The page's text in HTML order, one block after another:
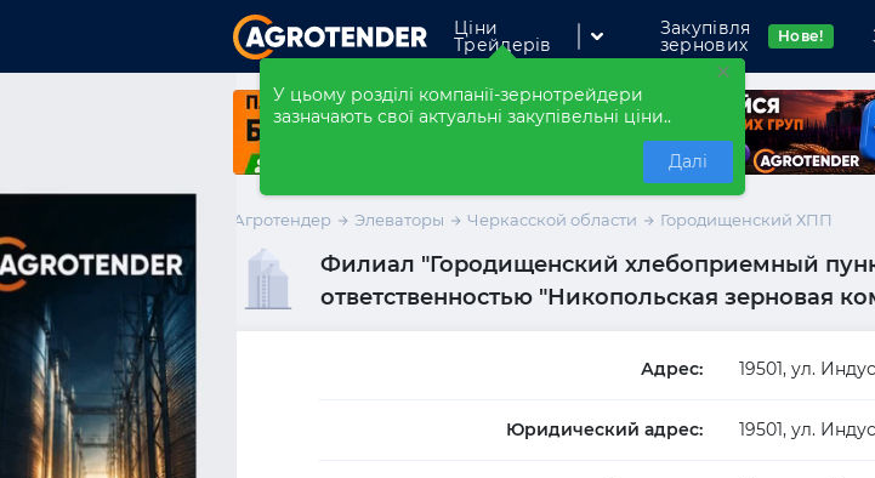
Ціни
Трейдерів
Закупівлі
Компанії
Розмістити компанію
Закупівля
зернових Нове!
Агротендер Элеваторы Черкасской области Городищенский ХПП
Филиал "Городищенский хлебоприемный
ответственностью "Никопольская зерновая
Адрес: 19501, ул.
Юридический адрес: 19501, ул.
×
У цьому розділі компанії-зернотрейдери
зазначають свої актуальні закупівельні ціни..
Далі